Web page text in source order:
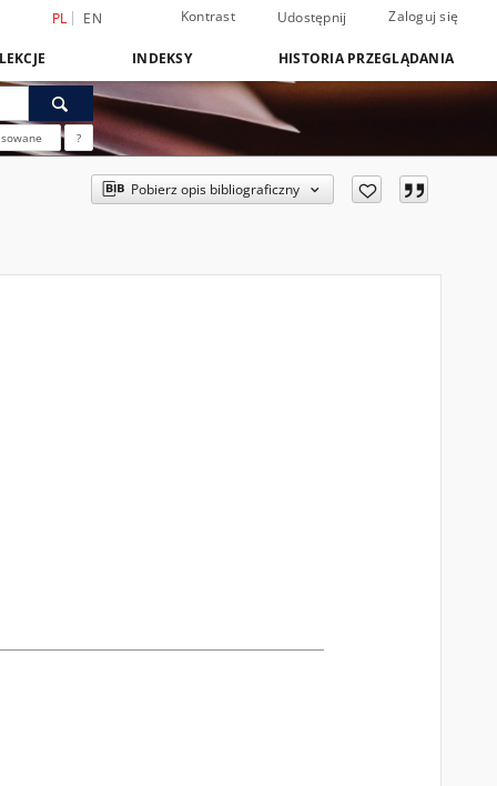
PL EN Kontrast Udostępnij Zaloguj się
INDEKSY HISTORIA PRZEGLĄDANIA
?
Pobierz opis bibliograficzny